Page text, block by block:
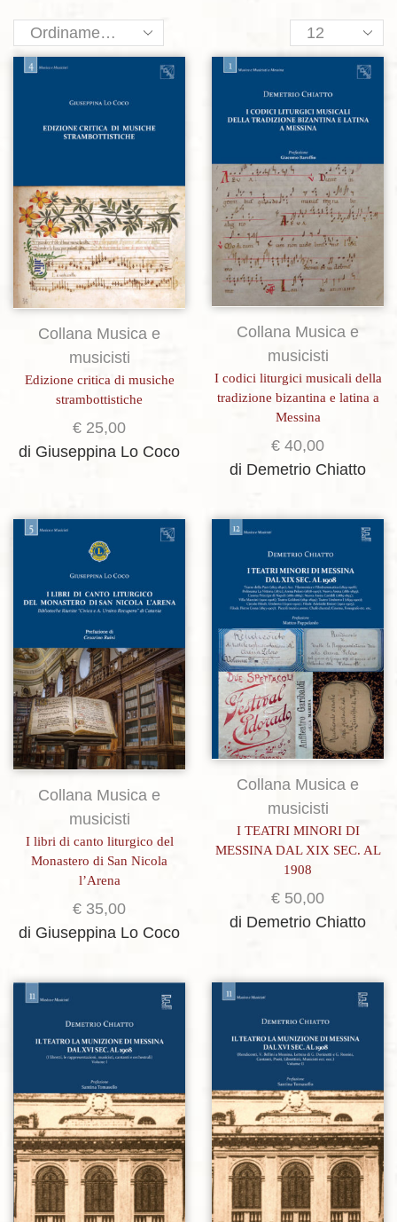
Products
per
Aggiungi alla lista dei desideri
Collana Musica e
musicisti
Edizione critica di musiche
strambottistiche
€ 25,00
di Giuseppina Lo Coco
Aggiungi alla lista dei desideri
Collana Musica e
musicisti
I codici liturgici musicali della
tradizione bizantina e latina a
Messina
€ 40,00
di Demetrio Chiatto
Aggiungi alla lista dei desideri
Collana Musica e
musicisti
I libri di canto liturgico del
Monastero di San Nicola
l’Arena
€ 35,00
di Giuseppina Lo Coco
Aggiungi alla lista dei desideri
Collana Musica e
musicisti
I TEATRI MINORI DI
MESSINA DAL XIX SEC. AL
1908
€ 50,00
di Demetrio Chiatto
Aggiungi alla lista dei desideri Aggiungi alla lista dei desideri